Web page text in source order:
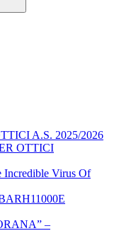
A.S. 2025/2026
OTTICI
Virus Of
–